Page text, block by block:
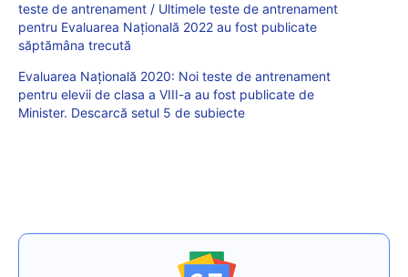
teste de antrenament / Ultimele teste de antrenament
pentru Evaluarea Națională 2022 au fost publicate
săptămâna trecută
Evaluarea Națională 2020: Noi teste de antrenament
pentru elevii de clasa a VIII-a au fost publicate de
Minister. Descarcă setul 5 de subiecte